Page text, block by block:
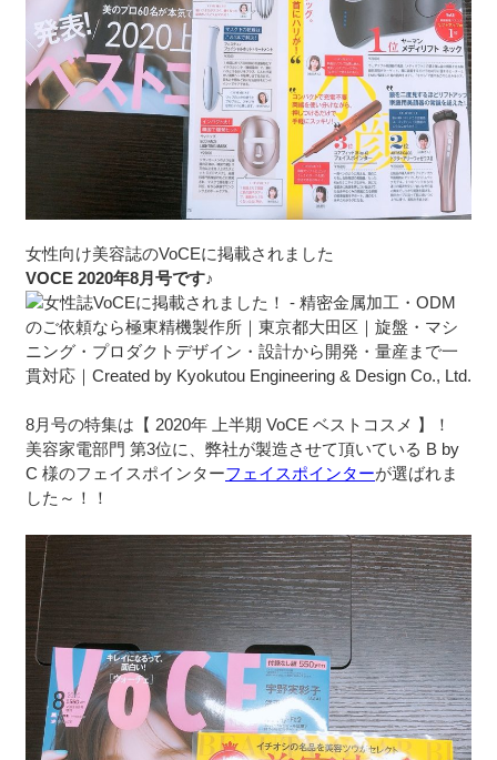
女性向け美容誌のVoCEに掲載されました
VOCE 2020年8月号です♪
8月号の特集は【 2020年 上半期 VoCE ベストコスメ 】！
美容家電部門 第3位に、弊社が製造させて頂いている B by
C 様のフェイスポインターフェイスポインターが選ばれま
した～！！